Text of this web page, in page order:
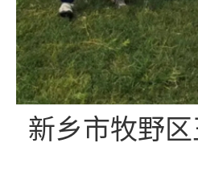
新乡市牧野